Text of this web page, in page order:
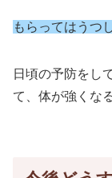
もらってはうつ
日頃の予防をし
て、体が強くな